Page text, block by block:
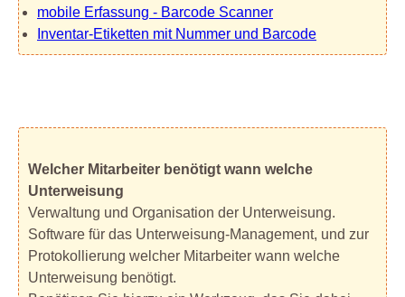
mobile Erfassung - Barcode Scanner
Inventar-Etiketten mit Nummer und Barcode
Welcher Mitarbeiter benötigt wann welche
Unterweisung
Verwaltung und Organisation der Unterweisung.
Software für das Unterweisung-Management, und zur
Protokollierung welcher Mitarbeiter wann welche
Unterweisung benötigt.